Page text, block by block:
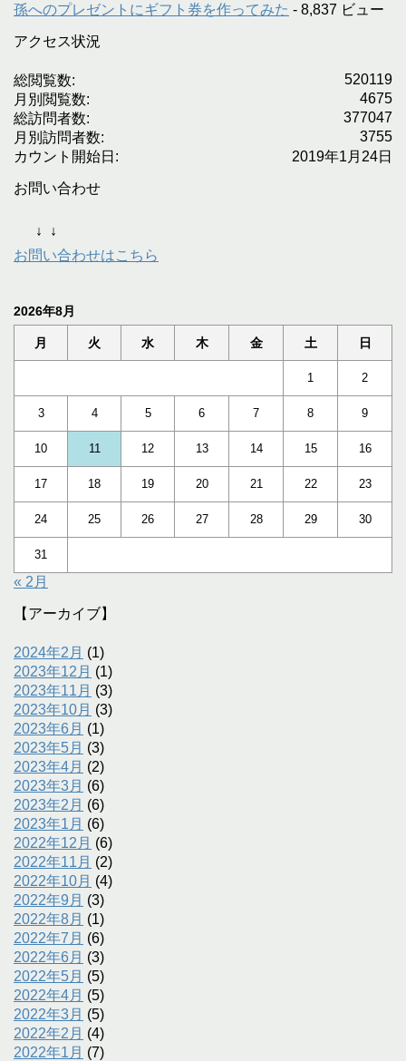
孫へのプレゼントにギフト券を作ってみた - 8,837 ビュー
アクセス状況
520119
総閲覧数:
4675
月別閲覧数:
377047
総訪問者数:
3755
月別訪問者数:
2019年1月24日
カウント開始日:
お問い合わせ
↓
↓
お問い合わせはこちら
2026年8月
月 火 水 木 金 土 日
1 2
3 4 5 6 7 8 9
10 11 12 13 14 15 16
17 18 19 20 21 22 23
24 25 26 27 28 29 30
31
« 2月
【アーカイブ】
2024年2月 (1)
2023年12月 (1)
2023年11月 (3)
2023年10月 (3)
2023年6月 (1)
2023年5月 (3)
2023年4月 (2)
2023年3月 (6)
2023年2月 (6)
2023年1月 (6)
2022年12月 (6)
2022年11月 (2)
2022年10月 (4)
2022年9月 (3)
2022年8月 (1)
2022年7月 (6)
2022年6月 (3)
2022年5月 (5)
2022年4月 (5)
2022年3月 (5)
2022年2月 (4)
2022年1月 (7)